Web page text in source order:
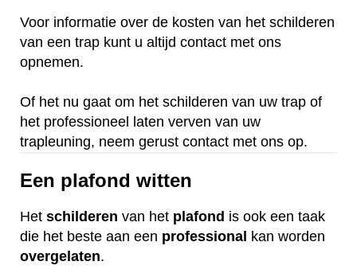
Voor informatie over de kosten van het schilderen
van een trap kunt u altijd contact met ons
opnemen.
Of het nu gaat om het schilderen van uw trap of
het professioneel laten verven van uw
trapleuning, neem gerust contact met ons op.
Een plafond witten
Het schilderen van het plafond is ook een taak
die het beste aan een professional kan worden
overgelaten.